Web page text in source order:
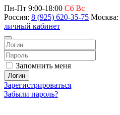
Пн-Пт 9:00-18:00 Сб Вс
Россия: 8 (925) 620-35-75 Москва:
личный кабинет
Запомнить меня
Логин
Зарегистрироваться
Забыли пароль?